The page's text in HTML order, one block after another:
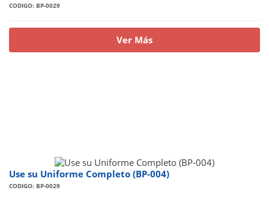
CODIGO: BP-0029
Ver Más
Use su Uniforme Completo (BP-004)
CODIGO: BP-0029